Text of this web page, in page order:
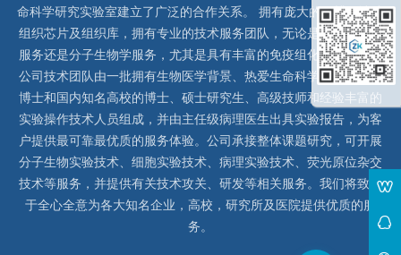
命科学研究实验室建立了广泛的合作关系。 拥有庞大的石蜡、冰冻
组织芯片及组织库，拥有专业的技术服务团队，无论是形态病理学
服务还是分子生物学服务，尤其是具有丰富的免疫组化实验经验，
公司技术团队由一批拥有生物医学背景、热爱生命科学研究的留美
博士和国内知名高校的博士、硕士研究生、高级技师和经验丰富的
实验操作技术人员组成，并由主任级病理医生出具实验报告，为客
户提供最可靠最优质的服务体验。公司承接整体课题研究，可开展
分子生物实验技术、细胞实验技术、病理实验技术、荧光原位杂交
技术等服务，并提供有关技术攻关、研发等相关服务。我们将致力
于全心全意为各大知名企业，高校，研究所及医院提供优质的服
务。